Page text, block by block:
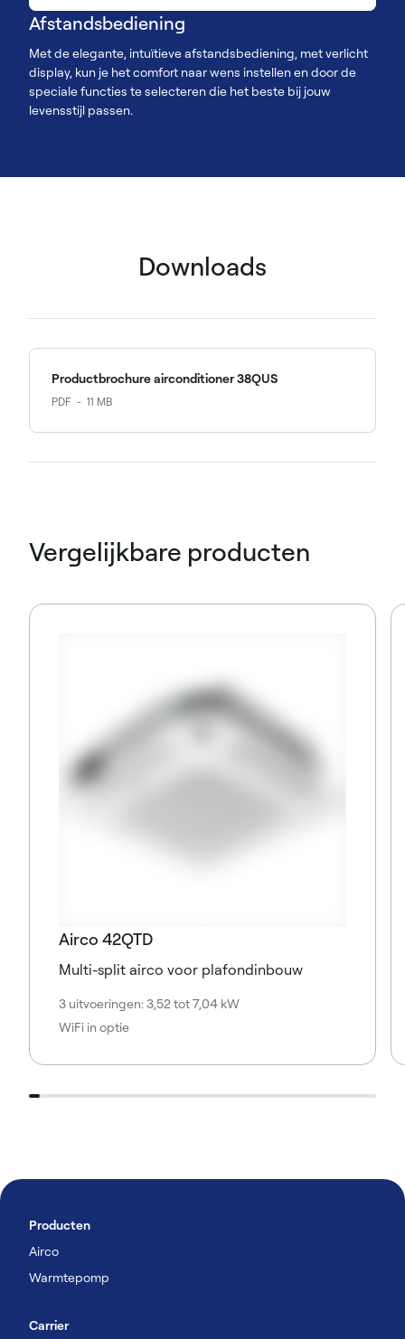
Afstandsbediening
Met de elegante, intuïtieve afstandsbediening, met verlicht
display, kun je het comfort naar wens instellen en door de
speciale functies te selecteren die het beste bij jouw
levensstijl passen.
Downloads
Productbrochure airconditioner 38QUS
PDF 11 MB
Vergelijkbare producten
Airco 42QTD
Multi-split airco voor plafondinbouw
3 uitvoeringen: 3,52 tot 7,04 kW
WiFi in optie
Producten
Airco
Warmtepomp
Carrier